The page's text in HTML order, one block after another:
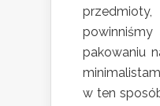
pakowaniu
w ten